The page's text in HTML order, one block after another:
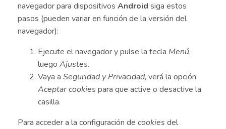
navegador para dispositivos Android siga estos
pasos (pueden variar en función de la versión del
navegador):
Ejecute el navegador y pulse la tecla Menú,
luego Ajustes.
Vaya a Seguridad y Privacidad, verá la opción
Aceptar cookies para que active o desactive la
casilla.
Para acceder a la configuración de cookies del